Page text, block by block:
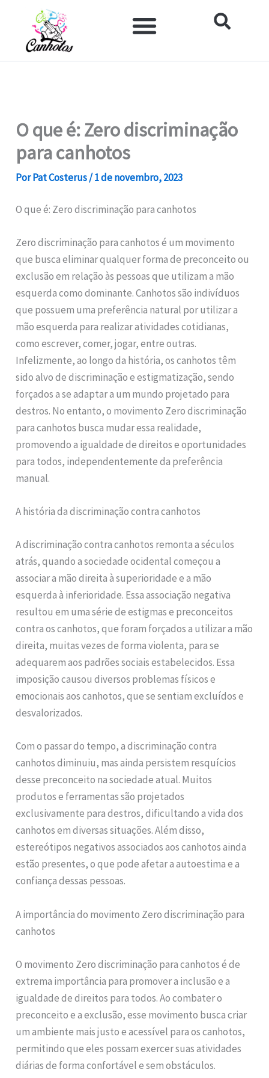
O que é: Zero discriminação
para canhotos
PorPat Costerus/1 de novembro, 2023
O que é: Zero discriminação para canhotos
Zero discriminação para canhotos é um movimento
que busca eliminar qualquer forma de preconceito ou
exclusão em relação às pessoas que utilizam a mão
esquerda como dominante. Canhotos são indivíduos
que possuem uma preferência natural por utilizar a
mão esquerda para realizar atividades cotidianas,
como escrever, comer, jogar, entre outras.
Infelizmente, ao longo da história, os canhotos têm
sido alvo de discriminação e estigmatização, sendo
forçados a se adaptar a um mundo projetado para
destros. No entanto, o movimento Zero discriminação
para canhotos busca mudar essa realidade,
promovendo a igualdade de direitos e oportunidades
para todos, independentemente da preferência
manual.
A história da discriminação contra canhotos
A discriminação contra canhotos remonta a séculos
atrás, quando a sociedade ocidental começou a
associar a mão direita à superioridade e a mão
esquerda à inferioridade. Essa associação negativa
resultou em uma série de estigmas e preconceitos
contra os canhotos, que foram forçados a utilizar a mão
direita, muitas vezes de forma violenta, para se
adequarem aos padrões sociais estabelecidos. Essa
imposição causou diversos problemas físicos e
emocionais aos canhotos, que se sentiam excluídos e
desvalorizados.
Com o passar do tempo, a discriminação contra
canhotos diminuiu, mas ainda persistem resquícios
desse preconceito na sociedade atual. Muitos
produtos e ferramentas são projetados
exclusivamente para destros, dificultando a vida dos
canhotos em diversas situações. Além disso,
estereótipos negativos associados aos canhotos ainda
estão presentes, o que pode afetar a autoestima e a
confiança dessas pessoas.
A importância do movimento Zero discriminação para
canhotos
O movimento Zero discriminação para canhotos é de
extrema importância para promover a inclusão e a
igualdade de direitos para todos. Ao combater o
preconceito e a exclusão, esse movimento busca criar
um ambiente mais justo e acessível para os canhotos,
permitindo que eles possam exercer suas atividades
diárias de forma confortável e sem obstáculos.